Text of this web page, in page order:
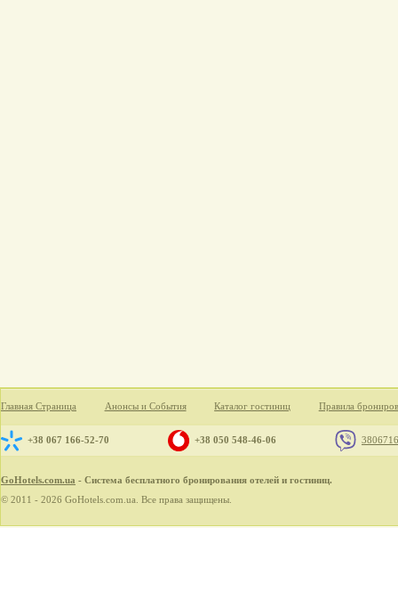
Главная Страница Анонсы и События Каталог гостиниц Правила
+38 067 166-52-70 +38 050 548-46-06
GoHotels.com.ua - Система бесплатного бронирования отелей и гостиниц.
© 2011 - 2026 GoHotels.com.ua. Все права защищены.